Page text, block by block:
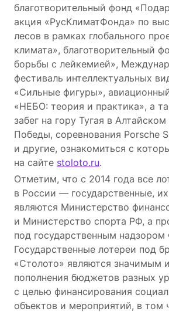
благотворительный фонд
акция «РусКлиматФонда» по
лесов в рамках глобального
климата», благотворительный
борьбы с лейкемией»,
фестиваль интеллектуальных
«Сильные фигуры»,
«НЕБО: теория и практика», а
забег на гору Тугая в
Победы, соревнования Porsche
и другие, ознакомиться с
на сайте stoloto.ru.
Отметим, что с 2014 года все
в России — государственные,
являются Министерство
и Министерство спорта РФ, а
под государственным
Государственные лотереи под
«Столото» являются значимым
пополнения бюджетов разных
с целью финансирования
объектов и мероприятий, в том